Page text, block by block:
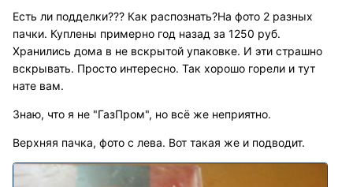
Есть ли подделки??? Как распознать?На фото 2 разных
пачки. Куплены примерно год назад за 1250 руб.
Хранились дома в не вскрытой упаковке. И эти страшно
вскрывать. Просто интересно. Так хорошо горели и тут
нате вам.
Знаю, что я не "ГазПром", но всё же неприятно.
Верхняя пачка, фото с лева. Вот такая же и подводит.